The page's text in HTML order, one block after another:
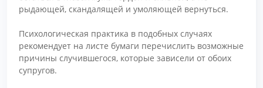
рыдающей, скандалящей и умоляющей вернуться.
Психологическая практика в подобных случаях
рекомендует на листе бумаги перечислить возможные
причины случившегося, которые зависели от обоих
супругов.